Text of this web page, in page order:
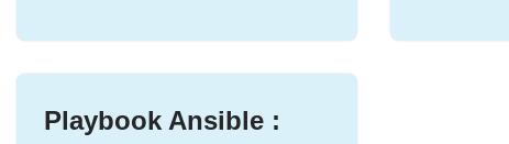
Playbook Ansible :